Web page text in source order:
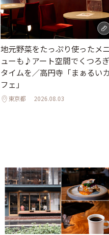
地元野菜をたっぷり使ったメニ
ューも♪アート空間でくつろぎ
タイムを／高円寺「まぁるいカ
フェ」
東京都 2026.08.03